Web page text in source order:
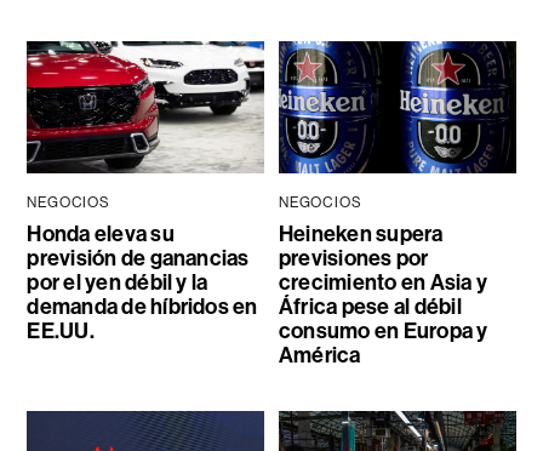
NEGOCIOS
Honda eleva su
previsión de ganancias
por el yen débil y la
demanda de híbridos en
EE.UU.
NEGOCIOS
Heineken supera
previsiones por
crecimiento en Asia y
África pese al débil
consumo en Europa y
América